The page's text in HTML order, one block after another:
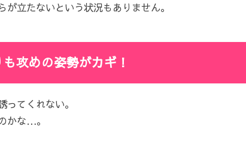
が立たないという状況もありません。
攻めの姿勢がカギ！
ってくれない。
かな…。